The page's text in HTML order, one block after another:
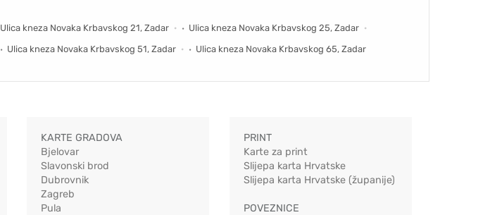
Ulica kneza Novaka Krbavskog 21, Zadar
Ulica kneza Novaka Krbavskog 25, Zadar
Ulica kneza Novaka Krbavskog 51, Zadar Ulica kneza Novaka Krbavskog 65, Zadar
KARTE GRADOVA
Bjelovar
Slavonski brod
Dubrovnik
Zagreb
Pula
PRINT
Karte za print
Slijepa karta Hrvatske
Slijepa karta Hrvatske (županije)
POVEZNICE